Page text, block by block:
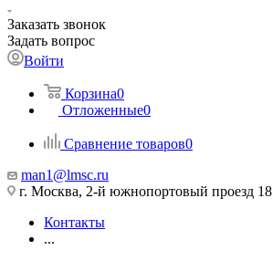
Заказать звонок
Задать вопрос
Войти
Корзина0
Отложенные0
Сравнение товаров0
man1@lmsc.ru
г. Москва, 2-й южнопортовый проезд 18
Контакты
...